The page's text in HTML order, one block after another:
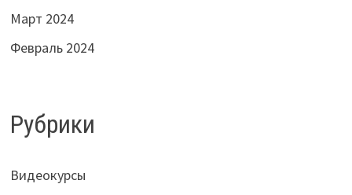
Март 2024
Февраль 2024
Рубрики
Видеокурсы